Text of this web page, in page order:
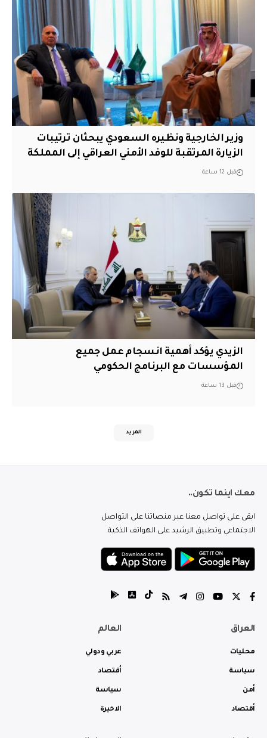
وزير الخارجية ونظيره السعودي يبحثان ترتيبات
الزيارة المرتقبة للوفد الأمني العراقي إلى المملكة
قبل 12 ساعة
الزيدي يؤكد أهمية انسجام عمل جميع
المؤسسات مع البرنامج الحكومي
قبل 13 ساعة
المزيد
معك اينما تكون..
ابقى على تواصل معنا عبر منصاتنا على التواصل
الاجتماعي وتطبيق الرشيد على الهواتف الذكية.
العراق
محليات
سياسة
أمن
أقتصاد
العالم
عربي ودولي
أقتصاد
سياسة
الاخيرة